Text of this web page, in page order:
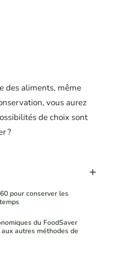
des aliments, même
vous aurez
de choix sont
?
pour conserver les
du FoodSaver
autres méthodes de